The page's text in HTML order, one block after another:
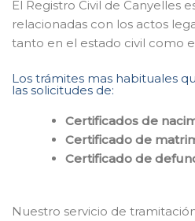
El Registro Civil de Canyelles
relacionadas con los actos
tanto en el estado civil como
Los trámites mas habituales
las solicitudes de:
Certificados de
Certificado de
Certificado de
Nuestro servicio de